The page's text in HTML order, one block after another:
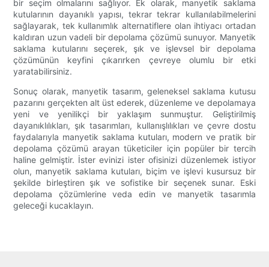
bir seçim olmalarını sağlıyor. Ek olarak, manyetik saklama
kutularının dayanıklı yapısı, tekrar tekrar kullanılabilmelerini
sağlayarak, tek kullanımlık alternatiflere olan ihtiyacı ortadan
kaldıran uzun vadeli bir depolama çözümü sunuyor. Manyetik
saklama kutularını seçerek, şık ve işlevsel bir depolama
çözümünün keyfini çıkarırken çevreye olumlu bir etki
yaratabilirsiniz.
Sonuç olarak, manyetik tasarım, geleneksel saklama kutusu
pazarını gerçekten alt üst ederek, düzenleme ve depolamaya
yeni ve yenilikçi bir yaklaşım sunmuştur. Geliştirilmiş
dayanıklılıkları, şık tasarımları, kullanışlılıkları ve çevre dostu
faydalarıyla manyetik saklama kutuları, modern ve pratik bir
depolama çözümü arayan tüketiciler için popüler bir tercih
haline gelmiştir. İster evinizi ister ofisinizi düzenlemek istiyor
olun, manyetik saklama kutuları, biçim ve işlevi kusursuz bir
şekilde birleştiren şık ve sofistike bir seçenek sunar. Eski
depolama çözümlerine veda edin ve manyetik tasarımla
geleceği kucaklayın.